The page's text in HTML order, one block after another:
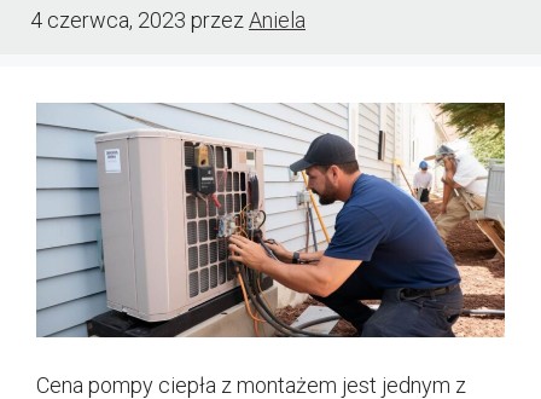
4 czerwca, 2023 przez Aniela
Cena pompy ciepła z montażem jest jednym z